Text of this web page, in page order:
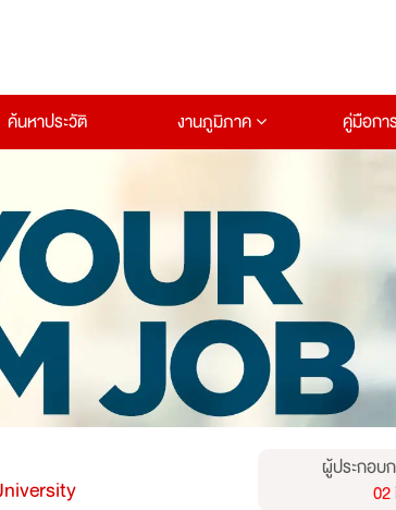
ค้นหาประวัติ งานภูมิภาค คู่มือกา
ผู้ประกอบ